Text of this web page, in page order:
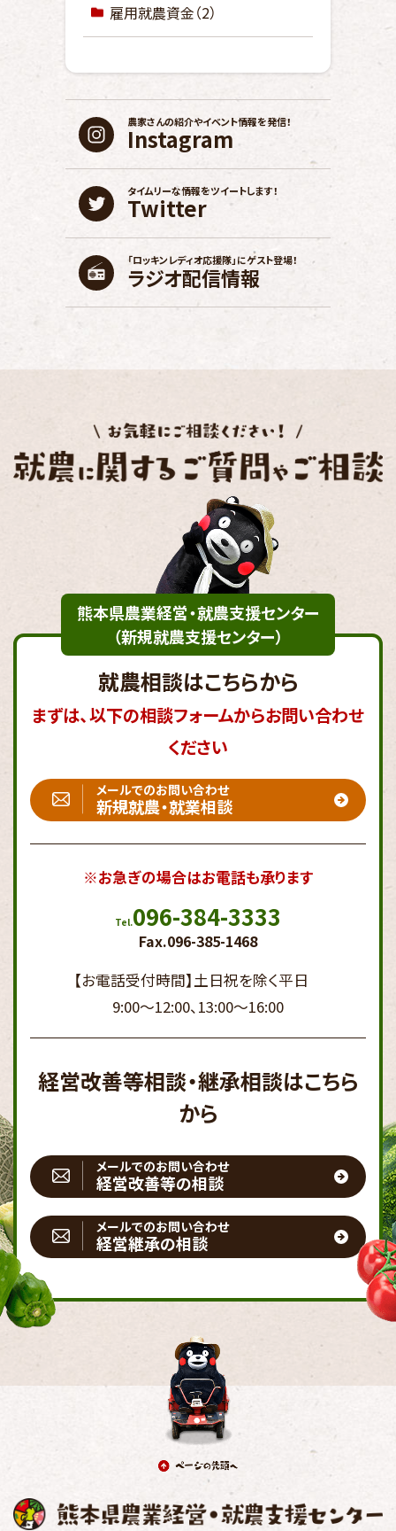
雇用就農資金（2）
Instagram
農家さんの紹介やイベント情報を発信！
Twitter
タイムリーな情報をツイートします！
ラジオ配信情報
「ロッキンレディオ応援隊」にゲスト登場！
熊本県農業経営・就農支援センター
（新規就農支援センター）
就農相談はこちらから
まずは、以下の相談フォームからお問い合わせ
ください
メールでのお問い合わせ
新規就農・就業相談
※お急ぎの場合はお電話も承ります
Tel.096-384-3333
Fax.096-385-1468
【お電話受付時間】土日祝を除く平日
9:00～12:00、13:00～16:00
経営改善等相談・継承相談はこちら
から
メールでのお問い合わせ
経営改善等の相談
メールでのお問い合わせ
経営継承の相談